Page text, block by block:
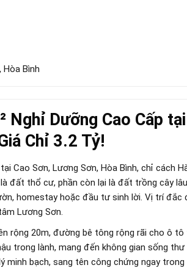
Hòa Bình
Nghỉ Dưỡng Cao Cấp tại
Chỉ 3.2 Tỷ!
Cao Sơn, Lương Sơn, Hòa Bình, chỉ cách
đất thổ cư, phần còn lại là đất trồng cây
homestay hoặc đầu tư sinh lời. Vị trí đắc
Lương Sơn.
rộng 20m, đường bê tông rộng rãi cho ô tô
trong lành, mang đến không gian sống thư
minh bạch, sang tên công chứng ngay trong